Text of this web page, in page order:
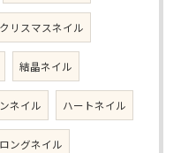
クリスマスネイル
結晶ネイル
ネイル ハートネイル
ロングネイル